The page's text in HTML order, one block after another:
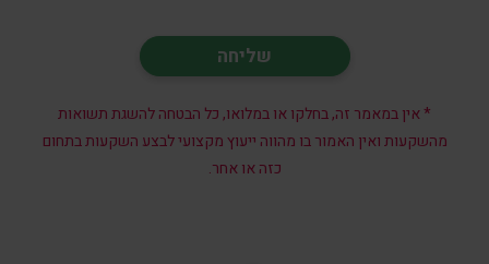
* אין במאמר זה, בחלקו או במלואו, כל הבטחה להשגת תשואות
מהשקעות ואין האמור בו מהווה ייעוץ מקצועי לבצע השקעות בתחום
כזה או אחר.